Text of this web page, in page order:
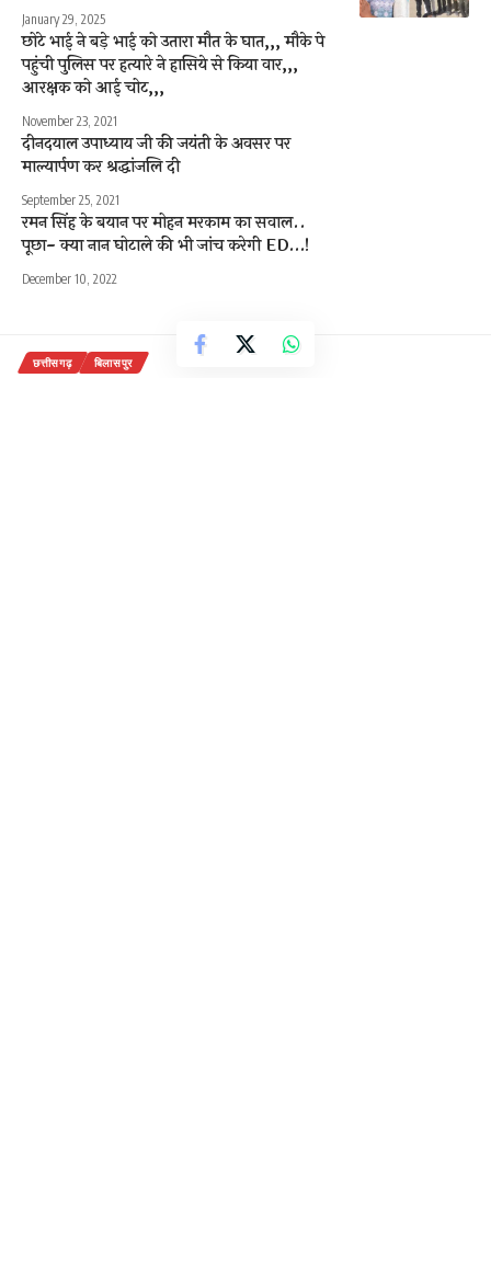
January 29, 2025
छोटे भाई ने बड़े भाई को उतारा मौत के घात,,, मौके पे
पहुंची पुलिस पर हत्यारे ने हासिये से किया वार,,,
आरक्षक को आई चोट,,,
November 23, 2021
दीनदयाल उपाध्याय जी की जयंती के अवसर पर
माल्यार्पण कर श्रद्धांजलि दी
September 25, 2021
रमन सिंह के बयान पर मोहन मरकाम का सवाल..
पूछा- क्या नान घोटाले की भी जांच करेगी ED…!
December 10, 2022
छत्तीसगढ़ बिलासपुर